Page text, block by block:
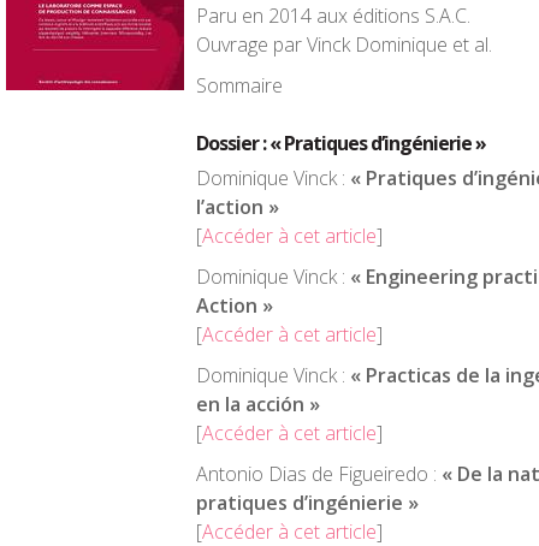
Paru en 2014 aux éditions S.A.C.
Ouvrage par Vinck Dominique et al.
Sommaire
Dossier : « Pratiques d’ingénierie »
Dominique Vinck : « Pratiques
l’action »
[Accéder à cet article]
Dominique Vinck : « Engineering
Action »
[Accéder à cet article]
Dominique Vinck : « Practicas de la
en la acción »
[Accéder à cet article]
Antonio Dias de Figueiredo : « De la
pratiques d’ingénierie »
[Accéder à cet article]